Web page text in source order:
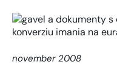
november 2008